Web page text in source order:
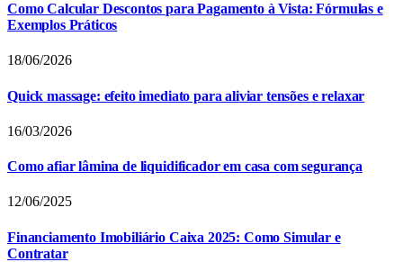
Como Calcular Descontos para Pagamento à Vista: Fórmulas e
Exemplos Práticos
18/06/2026
Quick massage: efeito imediato para aliviar tensões e relaxar
16/03/2026
Como afiar lâmina de liquidificador em casa com segurança
12/06/2025
Financiamento Imobiliário Caixa 2025: Como Simular e
Contratar